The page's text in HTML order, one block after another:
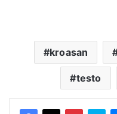
kroasan
testo